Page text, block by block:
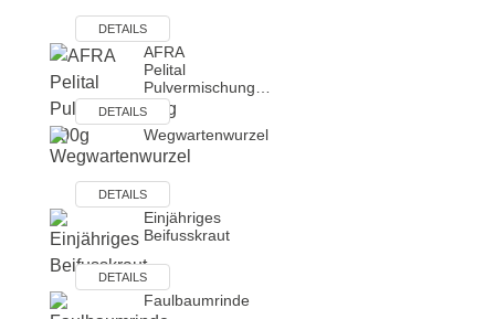
DETAILS
AFRA
Pelital
Pulvermischung…
DETAILS
Wegwartenwurzel
DETAILS
Einjähriges
Beifusskraut
DETAILS
Faulbaumrinde